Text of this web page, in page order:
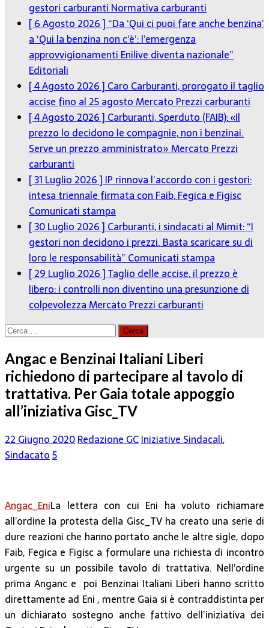
gestori carburanti Normativa carburanti
[ 6 Agosto 2026 ] “Da ‘Qui ci puoi fare anche benzina’
a ‘Qui la benzina non c’è’: l’emergenza
approvvigionamenti Enilive diventa nazionale”
Editoriali
[ 4 Agosto 2026 ] Caro Carburanti, prorogato il taglio
accise fino al 25 agostoMercato Prezzi carburanti
[ 4 Agosto 2026 ] Carburanti, Sperduto (FAIB): «Il
prezzo lo decidono le compagnie, non i benzinai.
Serve un prezzo amministrato»Mercato Prezzi
carburanti
[ 31 Luglio 2026 ] IP rinnova l’accordo con i gestori:
intesa triennale firmata con Faib, Fegica e Figisc
Comunicati stampa
[ 30 Luglio 2026 ] Carburanti, i sindacati al Mimit: “I
gestori non decidono i prezzi. Basta scaricare su di
loro le responsabilità” Comunicati stampa
[ 29 Luglio 2026 ]Taglio delle accise, il prezzo è
libero: i controlli non diventino una presunzione di
colpevolezzaMercato Prezzi carburanti
Ricerca
Angac e Benzinai Italiani Liberi
richiedono di partecipare al tavolo di
trattativa. Per Gaia totale appoggio
all’iniziativa Gisc_TV
22 Giugno 2020Redazione GCIniziative Sindacali,
Sindacato5
Angac_EniLa lettera con cui Eni ha voluto richiamare
all’ordine la protesta della Gisc_TV ha creato una serie di
dure reazioni che hanno portato anche le altre sigle, dopo
Faib, Fegica e Figisc a formulare una richiesta di incontro
urgente su un possibile tavolo di trattativa. Nell’ordine
prima Anganc e poi Benzinai Italiani Liberi hanno scritto
direttamente ad Eni , mentre Gaia si è contraddistinta per
un dichiarato sostegno anche fattivo dell’iniziativa dei